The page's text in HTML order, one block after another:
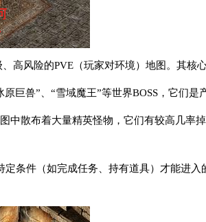
高风险的PVE（玩家对环境）地图。其核
原巨兽”、“雪域魔王”等世界BOSS，它们
中散布着大量精英怪物，它们有较高几率
定条件（如完成任务、持有道具）才能进